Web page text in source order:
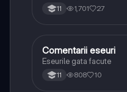
11 1,701 27
Limba și literatura română
Comentarii eseuri
Eseurile gata facute
11 808 10